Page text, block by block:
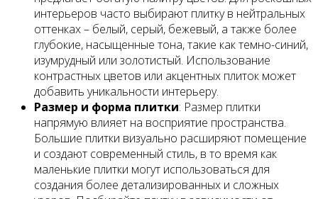
интерьеров часто выбирают плитку в нейтральных
оттенках – белый, серый, бежевый, а также более
глубокие, насыщенные тона, такие как темно-синий,
изумрудный или золотистый. Использование
контрастных цветов или акцентных плиток может
добавить уникальности интерьеру.
Размер и форма плитки: Размер плитки
напрямую влияет на восприятие пространства.
Большие плитки визуально расширяют помещение
и создают современный стиль, в то время как
маленькие плитки могут использоваться для
создания более детализированных и сложных